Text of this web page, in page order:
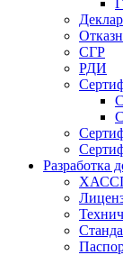
СГР
РДИ
Разработка